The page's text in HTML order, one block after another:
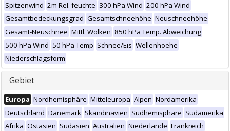
Spitzenwind 2m Rel. feuchte 300 hPa Wind 200 hPa Wind
Gesamtbedeckungsgrad Gesamtschneehöhe Neuschneehöhe
Gesamt-Neuschnee Mittl. Wolken 850 hPa Temp. Abweichung
500 hPa Wind 50 hPa Temp Schnee/Eis Wellenhoehe
Niederschlagsform
Gebiet
Europa Nordhemisphäre Mitteleuropa Alpen Nordamerika
Deutschland Dänemark Skandinavien Südhemisphäre Südamerika
Afrika Ostasien Südasien Australien Niederlande Frankreich